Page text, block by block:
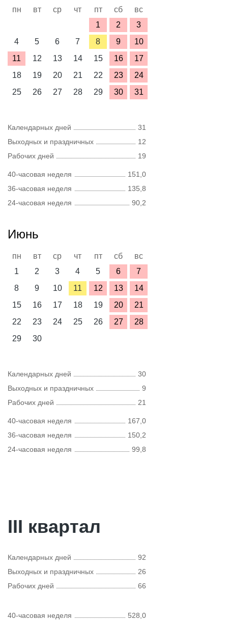
пн вт ср чт пт сб
вс
1
2
3
4
5 6 7 8 9
10
11
12 13 14 15 16
17
18
19 20 21 22 23
24
25
26 27 28 29 30 31
Календарных дней
31
Выходных и праздничных
12
Рабочих дней
19
40-часовая неделя
151,0
36-часовая неделя
135,8
24-часовая неделя
90,2
Июнь
пн вт ср чт пт сб
вс
1
2 3 4 5 6
7
8
9 10 11 12 13
14
15
16 17 18 19 20
21
22
23 24 25 26 27
28
29
30
Календарных дней
30
Выходных и праздничных
9
Рабочих дней
21
40-часовая неделя
167,0
36-часовая неделя
150,2
24-часовая неделя
99,8
III квартал
Календарных дней
92
Выходных и праздничных
26
Рабочих дней
66
40-часовая неделя 528,0